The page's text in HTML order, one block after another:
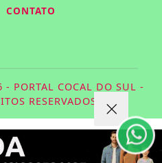
CONTATO
PORTAL COCAL DO SUL -
RESERVADOS.
com nossos Termos